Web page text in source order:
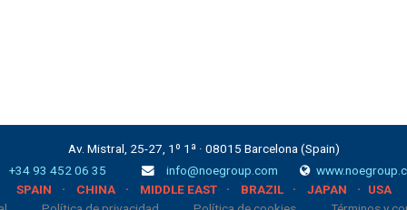
Av. Mistral, 25-27, 1º 1ª · 08015 Barcelona (Spain)
+34 93 452 06 35
info@noegroup.com
SPAIN
· CHINA · MIDDLE EAST · BRAZIL · JAPAN ·
USA